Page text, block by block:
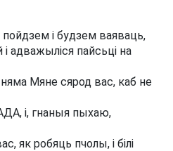
і будзем ваяваць,
адважыліся пайсьці на
Мяне сярод вас, каб не
і, гнаныя пыхаю,
як робяць пчолы, і білі